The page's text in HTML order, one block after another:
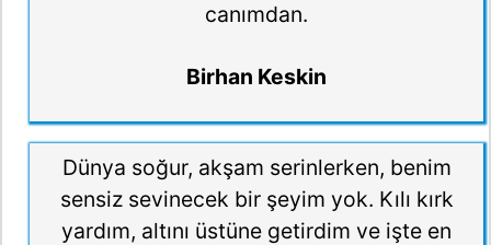
canımdan.
Birhan Keskin
Dünya soğur, akşam serinlerken, benim
sensiz sevinecek bir şeyim yok. Kılı kırk
yardım, altını üstüne getirdim ve işte en